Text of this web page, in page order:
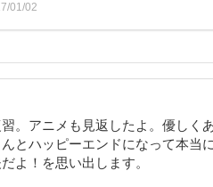
01/02
。アニメも見返したよ。優しく
とハッピーエンドになって本当
よ！を思い出します。